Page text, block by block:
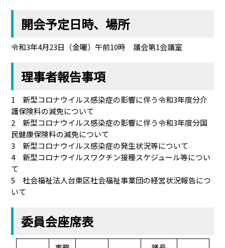
開会予定日時、場所
令和3年4月23日（金曜）午前10時 議会第1会議室
理事者報告事項
1 新型コロナウイルス感染症の影響に伴う令和3年度分介
護保険料の減免について
2 新型コロナウイルス感染症の影響に伴う令和3年度分国
民健康保険料の減免について
3 新型コロナウイルス感染症の発生状況等について
4 新型コロナウイルスワクチン接種スケジュール等につい
て
5 社会福祉法人台東区社会福祉事業団の経営状況報告につ
いて
委員会座席表